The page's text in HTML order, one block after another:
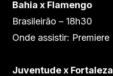
Bahia x Flamengo
Brasileirão – 18h30
Onde assistir: Premiere
Juventude x Fortaleza